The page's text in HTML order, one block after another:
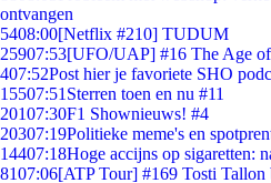
ontvangen
5408:00[Netflix #210] TUDUM
25907:53[UFO/UAP] #16 The Age
407:52Post hier je favoriete SHO
15507:51 Sterren toen en nu #11
20107:30F1 Shownieuws! #4
20307:19Politieke meme's en
14407:18Hoge accijns op sigaretten:
8107:06[ATP Tour] #169 Tosti Tallon